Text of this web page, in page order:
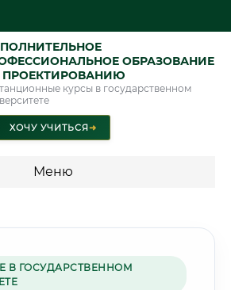
ОБРАЗОВАНИЕ
ПРОЕКТИРОВАНИЮ
курсы в государственном
ХОЧУ УЧИТЬСЯ➜
Меню
В ГОСУДАРСТВЕННОМ